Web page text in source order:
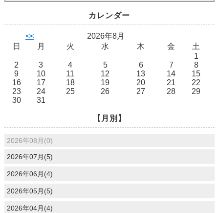
カレンダー
<<
2026年8月
日
月 火 水 木 金
土
1
2
3 4 5 6 7
8
9
10 11 12 13 14
15
16
17 18 19 20 21
22
23
24 25 26 27 28
29
30
31
【月別】
2026年08月(0)
2026年07月(5)
2026年06月(4)
2026年05月(5)
2026年04月(4)